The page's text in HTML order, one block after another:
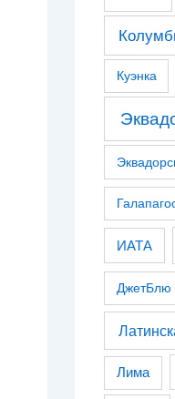
Куэнка
ИАТА
ДжетБлю
Лима